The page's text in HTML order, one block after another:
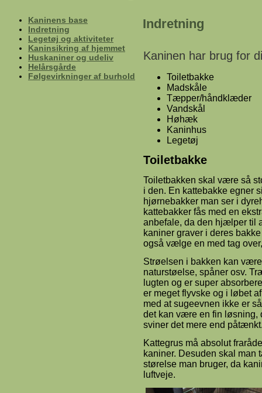
Kaninens base
Indretning
Legetøj og aktiviteter
Kaninsikring af hjemmet
Huskaniner og udeliv
Helårsgårde
Følgevirkninger af burhold
Indretning
Kaninen har brug for
Toiletbakke
Madskåle
Tæpper/håndklæder
Vandskål
Høhæk
Kaninhus
Legetøj
Toiletbakke
Toiletbakken skal være så
i den. En kattebakke egner
hjørnebakker man ser i
kattebakker fås med en
anbefale, da den hjælper til
kaniner graver i deres
også vælge en med tag
Strøelsen i bakken kan
naturstøelse, spåner osv.
lugten og er super
er meget flyvske og i løbet
med at sugeevnen ikke er
det kan være en fin løsning,
sviner det mere end
Kattegrus må absolut
kaniner. Desuden skal man
størelse man bruger, da
luftveje.